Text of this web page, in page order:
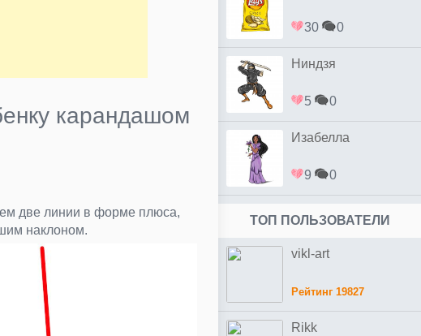
карандашом
две линии в форме плюса,
наклоном.
30 0
Ниндзя
5 0
Изабелла
9 0
ТОП ПОЛЬЗОВАТЕЛИ
vikl-art
Рейтинг 19827
Rikk